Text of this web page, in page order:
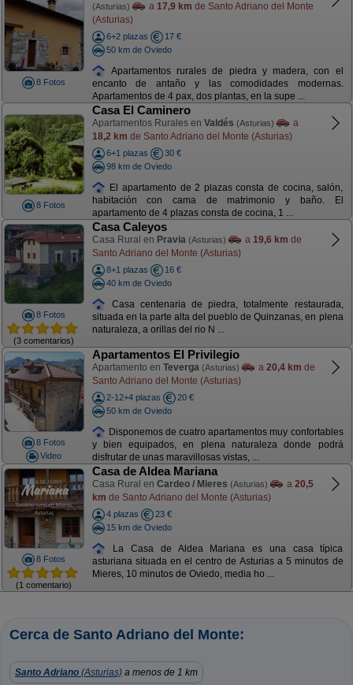
8 Fotos
(Asturias) a 17,9 km de Santo Adriano del Monte
(Asturias)
6+2 plazas
17 €
50 km de Oviedo
Apartamentos rurales de piedra y madera, con el
encanto de antaño y las comodidades modernas.
Apartamentos de 4 pax, dos plantas, en la supe ...
8 Fotos
Casa El Caminero
Apartamentos Rurales en Valdés (Asturias)
a
18,2 km de Santo Adriano del Monte (Asturias)
6+1 plazas
30 €
98 km de Oviedo
El apartamento de 2 plazas consta de cocina, salón,
habitación con cama de matrimonio y baño. El
apartamento de 4 plazas consta de cocina, 1 ...
8 Fotos
(3 comentarios)
Casa Caleyos
Casa Rural en Pravia (Asturias) a 19,6 km de
Santo Adriano del Monte (Asturias)
8+1 plazas
16 €
40 km de Oviedo
Casa centenaria de piedra, totalmente restaurada,
situada en la parte alta del pueblo de Quinzanas, en plena
naturaleza, a orillas del rio N ...
8 Fotos
Video
Apartamentos El Privilegio
Apartamento en Teverga (Asturias) a 20,4 km de
Santo Adriano del Monte (Asturias)
2-12+4 plazas
20 €
50 km de Oviedo
Disponemos de cuatro apartamentos muy confortables
y bien equipados, en plena naturaleza donde podrá
disfrutar de unas maravillosas vistas, ...
8 Fotos
(1 comentario)
Casa de Aldea Mariana
Casa Rural en Cardeo / Mieres (Asturias) a 20,5
km de Santo Adriano del Monte (Asturias)
4 plazas
23 €
15 km de Oviedo
La Casa de Aldea Mariana es una casa típica
asturiana situada en el centro de Asturias a 5 minutos de
Mieres, 10 minutos de Oviedo, media ho ...
Cerca de Santo Adriano del Monte:
Santo Adriano (Asturias) a menos de 1 km